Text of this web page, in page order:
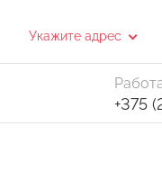
Укажите адрес
+375